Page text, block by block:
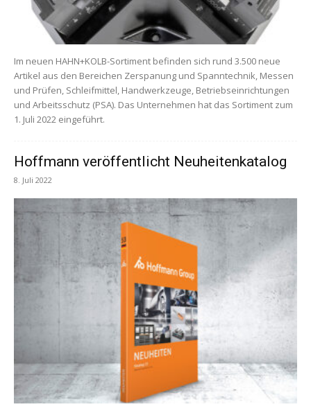
Im neuen HAHN+KOLB-Sortiment befinden sich rund 3.500 neue
Artikel aus den Bereichen Zerspanung und Spanntechnik, Messen
und Prüfen, Schleifmittel, Handwerkzeuge, Betriebseinrichtungen
und Arbeitsschutz (PSA). Das Unternehmen hat das Sortiment zum
1. Juli 2022 eingeführt.
Hoffmann veröffentlicht Neuheitenkatalog
8. Juli 2022